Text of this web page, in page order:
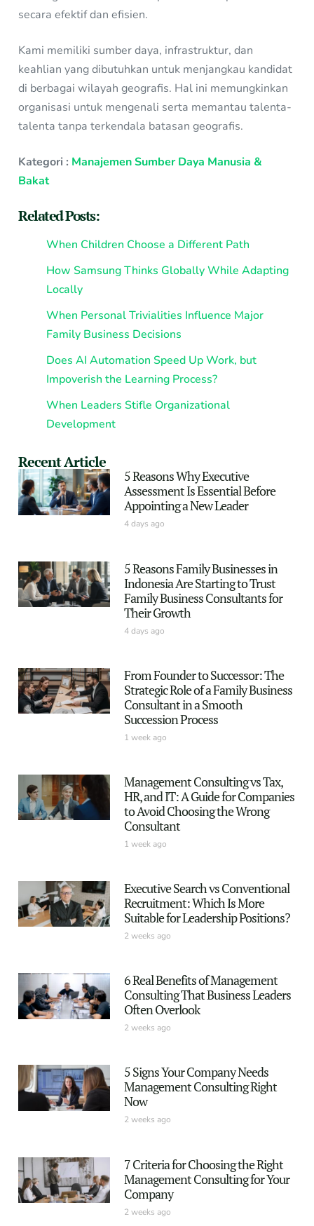
secara efektif dan efisien.
Kami memiliki sumber daya, infrastruktur, dan
keahlian yang dibutuhkan untuk menjangkau kandidat
di berbagai wilayah geografis. Hal ini memungkinkan
organisasi untuk mengenali serta memantau talenta-
talenta tanpa terkendala batasan geografis.
Kategori : Manajemen Sumber Daya Manusia &
Bakat
Related Posts:
When Children Choose a Different Path
How Samsung Thinks Globally While Adapting
Locally
When Personal Trivialities Influence Major
Family Business Decisions
Does AI Automation Speed Up Work, but
Impoverish the Learning Process?
When Leaders Stifle Organizational
Development
Recent Article
5 Reasons Why Executive
Assessment Is Essential Before
Appointing a New Leader
4 days ago
5 Reasons Family Businesses in
Indonesia Are Starting to Trust
Family Business Consultants for
Their Growth
4 days ago
From Founder to Successor: The
Strategic Role of a Family Business
Consultant in a Smooth
Succession Process
1 week ago
Management Consulting vs Tax,
HR, and IT: A Guide for Companies
to Avoid Choosing the Wrong
Consultant
1 week ago
Executive Search vs Conventional
Recruitment: Which Is More
Suitable for Leadership Positions?
2 weeks ago
6 Real Benefits of Management
Consulting That Business Leaders
Often Overlook
2 weeks ago
5 Signs Your Company Needs
Management Consulting Right
Now
2 weeks ago
7 Criteria for Choosing the Right
Management Consulting for Your
Company
2 weeks ago